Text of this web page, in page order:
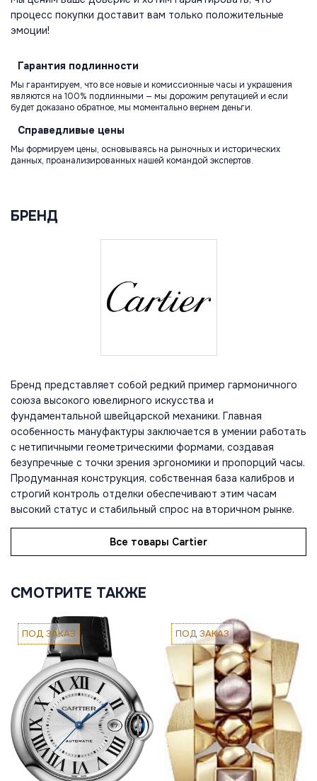
процесс покупки доставит вам только положительные
эмоции!
Гарантия подлинности
Мы гарантируем, что все новые и комиссионные часы и украшения
являются на 100% подлинными — мы дорожим репутацией и если
будет доказано обратное, мы моментально вернем деньги.
Справедливые цены
Мы формируем цены, основываясь на рыночных и исторических
данных, проанализированных нашей командой экспертов.
БРЕНД
Бренд представляет собой редкий пример гармоничного
союза высокого ювелирного искусства и
фундаментальной швейцарской механики. Главная
особенность мануфактуры заключается в умении работать
с нетипичными геометрическими формами, создавая
безупречные с точки зрения эргономики и пропорций часы.
Продуманная конструкция, собственная база калибров и
строгий контроль отделки обеспечивают этим часам
высокий статус и стабильный спрос на вторичном рынке.
Все товары Cartier
СМОТРИТЕ ТАКЖЕ
ПОД ЗАКАЗ ПОД ЗАКАЗ